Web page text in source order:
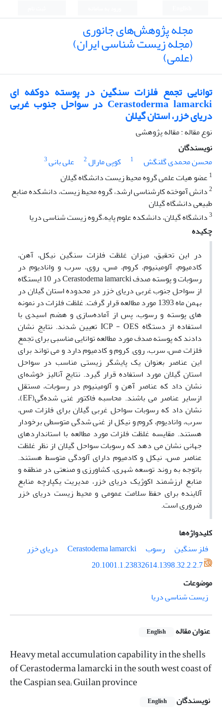
مجله پژوهش‌های جانوری
(مجله زیست شناسی ایران)
(علمی)
توانایی تجمع فلزات سنگین در پوسته دوکفه ای
Cerastoderma lamarcki در سواحل جنوب غربی
دریای خزر، استان گیلان
نوع مقاله : مقاله پژوهشی
نویسندگان
محسن محمدی گلنگش
1 کوپی مارال2 علی بانی3
1 عضو هیات علمی گروه محیط زیست دانشگاه گیلان
2دانش آموخته کارشناسی ارشد، گروه محیط زیست، دانشکده منابع
طبیعی دانشگاه گیلان
3دانشگاه گیلان، دانشکده علوم پایه،گروه زیست شناسی دریا
چکیده
در این تحقیق، میزان غلظت فلزات سنگین نیکل، آهن،
کادمیوم، آلومینیوم، کروم، مس، روی، سرب و وانادیوم در
رسوبات و پوسته صدف Cerastodema lamarcki در 10 ایستگاه
از سواحل جنوب غربی دریای خزر در محدوده استان گیلان در
بهمن ماه 1393 مورد مطالعه قرار گرفت. غلظت فلزات در نمونه
های پوسته و رسوب، پس از آماده‌سازی و هضم اسیدی با
استفاده از دستگاه ICP - OES تعیین شدند. نتایج نشان
دادند که پوسته صدف مورد مطالعه توانایی مناسبی برای تجمع
فلزات مس، سرب، روی, کروم و کادمیوم دارد و می تواند برای
این عناصر بعنوان یک پایشگر زیستی مناسب در سواحل
استان گیلان مورد استفاده قرار گیرد. نتایج آنالیز خوشه‌ای
نشان داد که عناصر آهن و آلومینیوم در رسوبات، مستقل
ازسایر عناصر می باشند. محاسبه فاکتور غنی شده‌گی(EF)،
نشان داد که رسوبات سواحل غربی گیلان برای فلزات مس،
سرب، وانادیوم، کروم و نیکل از غنی شدگی متوسطی برخودار
هستند. مقایسه غلظت فلزات مورد مطالعه با استانداردهای
جهانی نشان می دهد که رسوبات سواحل گیلان از نظر غلظت
عناصر مس، نیکل و کادمیوم دارای آلودگی متوسط هستند.
باتوجه به روند توسعه شهری، کشاورزی و صنعتی در منطقه و
منابع ارزشمند اکوژیک دریای خزر، مدیریت یکپارچه منابع
آلاینده برای حفظ سلامت عمومی و محیط زیست دریای خزر
ضروری است.
کلیدواژه‌ها
فلز سنگین
رسوب Cerastodema lamarcki
دریای خزر
20.1001.1.23832614.1398.32.2.2.7
موضوعات
زیست شناسی دریا
عنوان مقاله English
Heavy metal accumulation capability in the shells
of Cerastoderma lamarcki in the south west coast of
the Caspian sea; Guilan province
نویسندگان English